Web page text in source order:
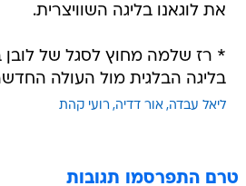
את לוגאנו בליגה השוויצרית.
* רז שלמה מחוץ לסגל של
בליגה הבלגית מול העולה
ליאל עבדה אור דדיה רועי קהת
טרם התפרסמו תגובות